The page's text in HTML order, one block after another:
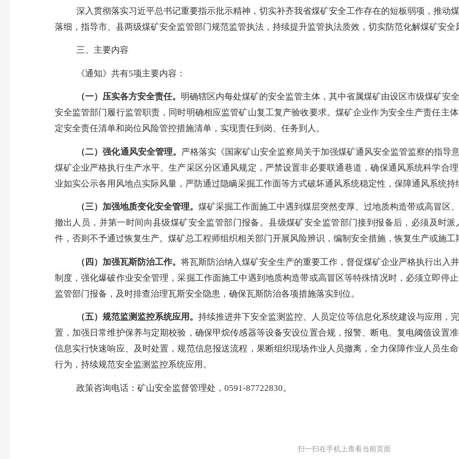
深入贯彻落实习近平总书记重要指示批示精神，切实补齐我省煤矿安全工作存在的短板弱项，推动
落细，指导市、县两级煤矿安全监管部门规范监管执法，持续提升监管执法质效，切实防范化解煤矿安全
三、主要内容
《通知》共有5项主要内容：
（一）压实各方安全责任。 明确辖区内每处煤矿的安全监管主体，其中省属煤矿由设区市级煤矿安
安全监管部门履行监管职责，同时明确相应监管矿山复工复产验收要求。煤矿企业作为安全生产责任主
定安全责任清单和岗位风险管控措施清单，实现责任到岗、任务到人。
（二）强化通风安全管理。 严格落实《国家矿山安全监察局关于加强煤矿通风安全监管监察的指导
煤矿企业严格执行生产水平、生产采区分区通风规定，严禁设置非必要联通巷道，确保通风系统科学合
业如实公示各用风地点实际风量，严防通过隐瞒采掘工作面等方式破坏通风系统稳定性，保障通风系统持
（三）加强地质变化安全管理。煤矿采掘工作面施工中遇到煤层突然变厚、过地质构造带或高冒区
撤出人员，并第一时间向县级煤矿安全监管部门报备。县级煤矿安全监管部门接到报备后，必须及时
件，否则不予通过恢复生产。煤矿总工程师组织相关部门开展风险辨识，编制安全措施，恢复生产或施
（四）加强瓦斯防治工作。将瓦斯防治纳入煤矿安全生产的重要工作，督促煤矿企业严格执行出入
制度，强化爆破作业安全管理，采掘工作面施工中遇到地质构造带或高冒区等特殊情况时，必须立即停
监管部门报备，及时排查治理瓦斯安全隐患，确保瓦斯防治各项措施落实到位。
（五）规范监测监控系统应用。持续推进井下安全监测监控、人员定位等信息化系统建设与应用，
置，加强日常维护保养与定期校验，确保甲烷传感器等设备安设位置合规，报警、断电、复电阈值设置
信息实行快速响应、及时处置，规范信息报送流程，果断组织现场作业人员撤离，全力保障作业人员生
行为，持续规范安全监测监控系统应用。
政策咨询电话：矿山安全监督管理处，0591-87722830。
扫一扫在手机上查看当前页面